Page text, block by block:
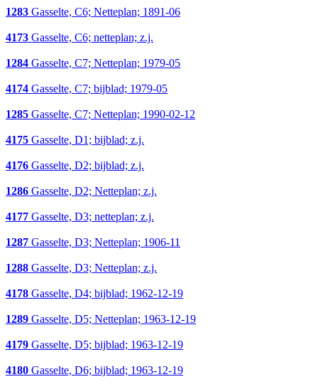
1283 Gasselte, C6; Netteplan; 1891-06
4173 Gasselte, C6; netteplan; z.j.
1284 Gasselte, C7; Netteplan; 1979-05
4174 Gasselte, C7; bijblad; 1979-05
1285 Gasselte, C7; Netteplan; 1990-02-12
4175 Gasselte, D1; bijblad; z.j.
4176 Gasselte, D2; bijblad; z.j.
1286 Gasselte, D2; Netteplan; z.j.
4177 Gasselte, D3; netteplan; z.j.
1287 Gasselte, D3; Netteplan; 1906-11
1288 Gasselte, D3; Netteplan; z.j.
4178 Gasselte, D4; bijblad; 1962-12-19
1289 Gasselte, D5; Netteplan; 1963-12-19
4179 Gasselte, D5; bijblad; 1963-12-19
4180 Gasselte, D6; bijblad; 1963-12-19